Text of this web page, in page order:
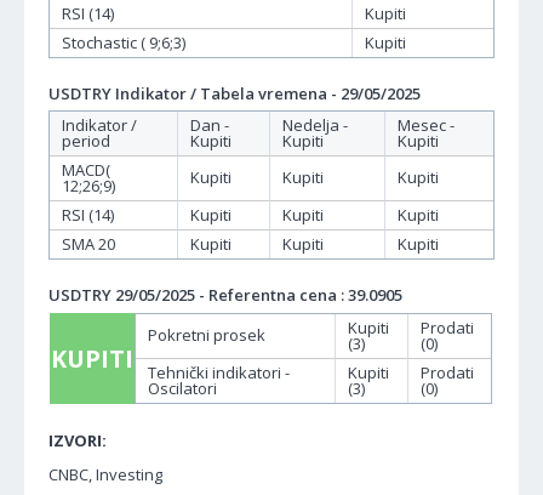
RSI (14)
Kupiti
Stochastic ( 9;6;3)
Kupiti
USDTRY Indikator / Tabela vremena - 29/05/2025
Indikator /
period
Dan -
Kupiti
Nedelja -
Kupiti
Mesec -
Kupiti
MACD(
12;26;9) Kupiti Kupiti
Kupiti
RSI (14)
Kupiti Kupiti
Kupiti
SMA 20
Kupiti Kupiti Kupiti
USDTRY 29/05/2025 - Referentna cena : 39.0905
KUPITI
Pokretni prosek Kupiti
(3)
Prodati
(0)
Tehnički indikatori -
Oscilatori
Kupiti
(3)
Prodati
(0)
IZVORI:
CNBC, Investing